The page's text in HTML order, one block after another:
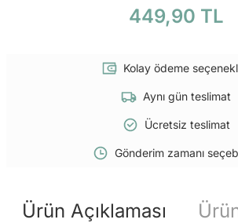
449,90 TL
Kolay ödeme
Aynı gün teslimat
Ücretsiz teslimat
Gönderim zamanı
Ürün Açıklaması